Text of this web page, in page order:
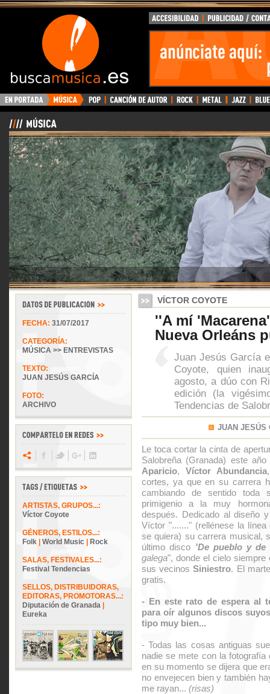
BuscaMusica.es
FECHA: 31/07/2017
CATEGORÍA:
MÚSICA >> ENTREVISTAS
TEXTO:
JUAN JESÚS GARCÍA
FOTO:
ARCHIVO
ARTISTAS, GRUPOS...:
Víctor Coyote
GÉNEROS, ESTILOS...:
Folk
World Music Rock
SALAS, FESTIVALES...:
Festival Tendencias
SELLOS, DISTRIBUIDORAS,
EDITORAS, PROMOTORAS...:
Diputación de Granada
Eureka
VÍCTOR COYOTE
''A mí
Nueva Orleáns
Juan Jesús García
Coyote, quien
agosto, a dúo con
edición (la
Tendencias de
JUAN JESÚS
Le toca cortar la cinta de
Salobreña (Granada) este
Aparicio, Víctor Abundancia
cortes, ya que en su carrera
cambiando de sentido
primigenio a la muy
después. Dedicado al diseño
Víctor "......." (rellénese la
se quiera) su carrera musical,
último disco 'De pueblo y de
galega", donde el cielo
sus vecinosSiniestro. El
gratis.
- En este rato de espera al
para oír algunos discos
tipo muy bien...
- Todas las cosas antiguas
nadie se mete con la
en su momento se dijera que
no envejecen bien y también
me rayan... (risas)